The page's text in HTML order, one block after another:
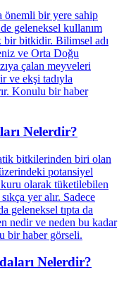
Nelerdir?
Nelerdir?